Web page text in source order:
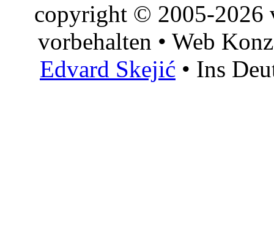
copyright © 2005-2026
vorbehalten • Web
Edvard Skejić • Ins